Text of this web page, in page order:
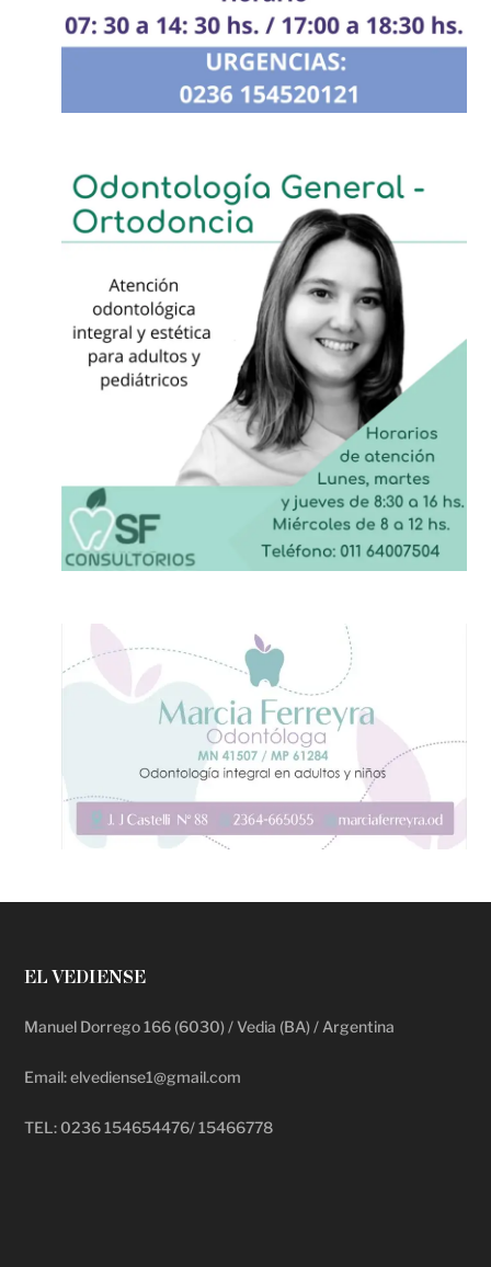
EL VEDIENSE
Manuel Dorrego 166 (6030) / Vedia (BA) / Argentina
Email: elvediense1@gmail.com
TEL: 0236 154654476/ 15466778